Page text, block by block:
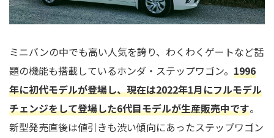
ミニバンの中でも高い人気を誇り、わくわくゲートなど話
題の機能も搭載しているホンダ・ステップワゴン。 1996
年に初代モデルが登場し、現在は2022年1月にフルモデル
チェンジをして登場した6代目モデルが生産販売中です。
新型発売直後は値引きも渋い傾向にあったステップワゴン